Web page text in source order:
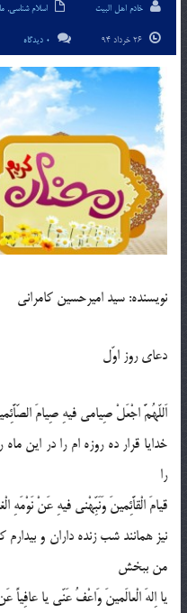
خادم اهل البیت اسلام شناسی,
0 دیدگاه
نویسنده: سید امیرحسین کامرانی
دعاى روز اوّل
اَللّهُمَّ اجْعَلْ صِیامى فیهِ صِیامَ
خدایا قرار ده روزه ام را در این
را
قیامَ الْقاَّئِمینَ وَنَبِّهْنى فیهِ عَنْ
نیز همانند شب زنده داران و
من ببخش
یا اِلهَ الْعالَمینَ وَاعْفُ عَنّى یا عافِیاً